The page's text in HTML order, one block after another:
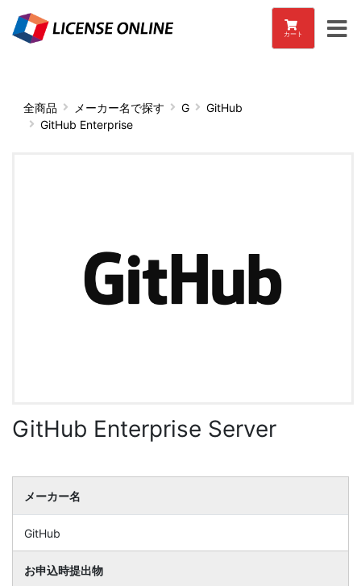
カート
全商品 メーカー名で探す G
GitHub
GitHub Enterprise
GitHub Enterprise Server
メーカー名
GitHub
お申込時提出物